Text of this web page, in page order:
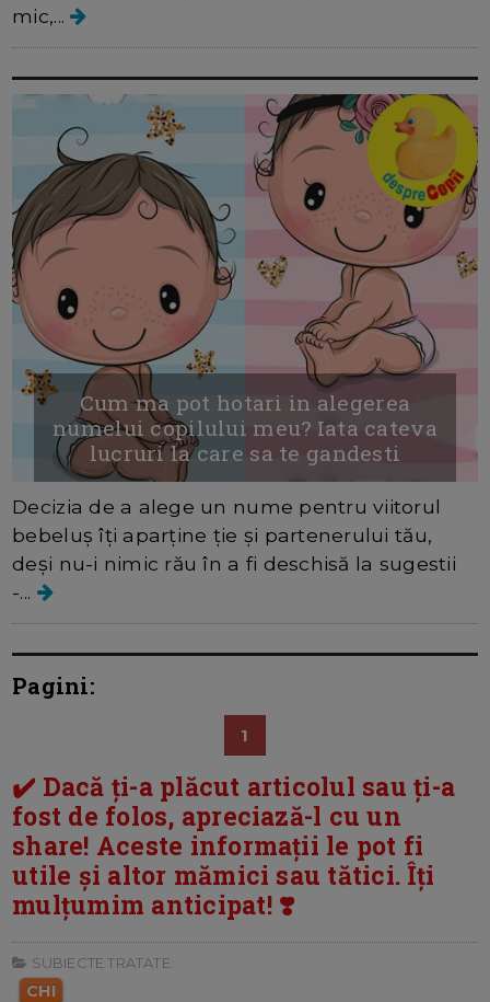
mic,...
Cum ma pot hotari in alegerea
numelui copilului meu? Iata cateva
lucruri la care sa te gandesti
Decizia de a alege un nume pentru viitorul
bebeluș îți aparține ție și partenerului tău,
deși nu-i nimic rău în a fi deschisă la sugestii
-...
Pagini:
1
✔️ Dacă ți-a plăcut articolul sau ți-a
fost de folos, apreciază-l cu un
share! Aceste informații le pot fi
utile și altor mămici sau tătici. Îți
mulțumim anticipat! ❣️
SUBIECTE TRATATE:
CHI